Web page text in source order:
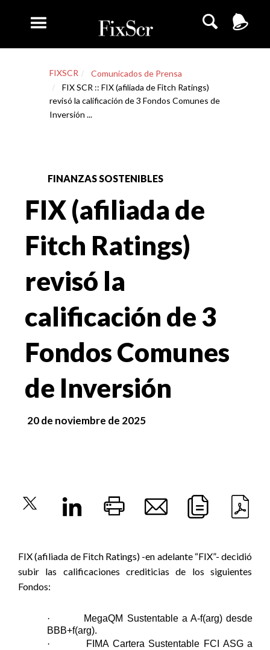
FIXSCR
Comunicados de Prensa
FIX SCR :: FIX (afiliada de Fitch Ratings)
revisó la calificación de 3 Fondos Comunes de
Inversión ...
FINANZAS SOSTENIBLES
FIX (afiliada de
Fitch Ratings)
revisó la
calificación de 3
Fondos Comunes
de Inversión
20 de noviembre de 2025
FIX (afiliada de Fitch Ratings) -en adelante “FIX”- decidió
subir las calificaciones crediticias de los siguientes
Fondos:
·
MegaQM Sustentable a A-f(arg) desde
BBB+f(arg).
·
FIMA Cartera Sustentable FCI ASG a